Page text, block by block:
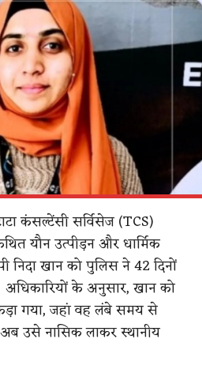
कंसल्टेंसी सर्विसेज (TCS)
यौन उत्पीड़न और धार्मिक
खान को पुलिस ने 42 दिनों
अधिकारियों के अनुसार, खान को
गया, जहां वह लंबे समय से
उसे नासिक लाकर स्थानीय